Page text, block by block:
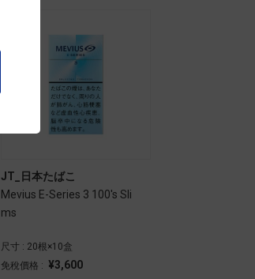
JT_日本たばこ
Mevius E-Series 3 100's Sli
ms
尺寸 : 20根×10盒
免稅價格 : ¥3,600